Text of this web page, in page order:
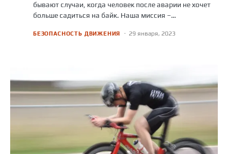
бывают случаи, когда человек после аварии не хочет
больше садиться на байк. Наша миссия –…
БЕЗОПАСНОСТЬ ДВИЖЕНИЯ 29 января, 2023